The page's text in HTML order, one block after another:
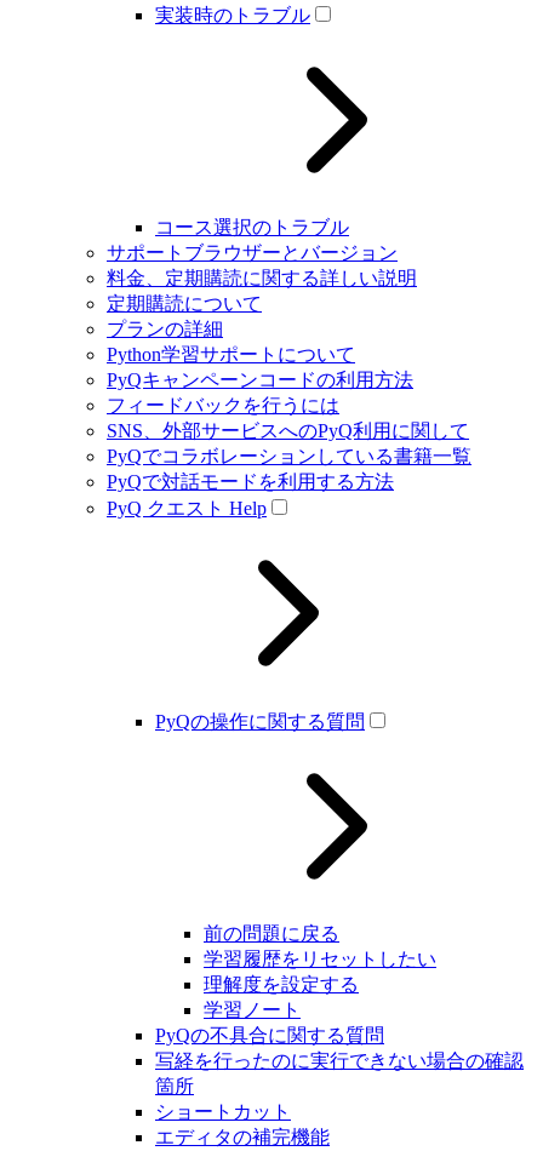
実装時のトラブル
コース選択のトラブル
サポートブラウザーとバージョン
料金、定期購読に関する詳しい説明
定期購読について
プランの詳細
Python学習サポートについて
PyQキャンペーンコードの利用方法
フィードバックを行うには
SNS、外部サービスへのPyQ利用に関して
PyQでコラボレーションしている書籍一覧
PyQで対話モードを利用する方法
PyQ クエスト Help
PyQの操作に関する質問
前の問題に戻る
学習履歴をリセットしたい
理解度を設定する
学習ノート
PyQの不具合に関する質問
写経を行ったのに実行できない場合の確認
箇所
ショートカット
エディタの補完機能